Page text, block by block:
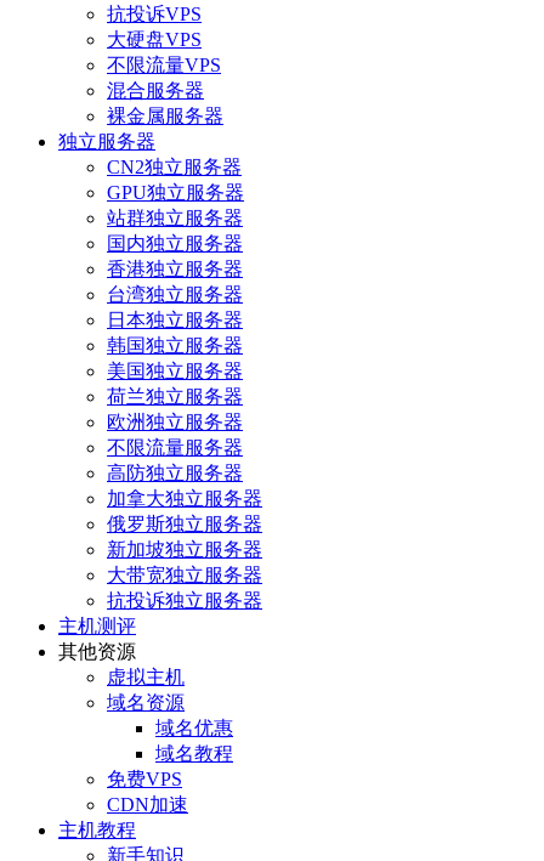
抗投诉VPS
大硬盘VPS
不限流量VPS
混合服务器
裸金属服务器
独立服务器
CN2独立服务器
GPU独立服务器
站群独立服务器
国内独立服务器
香港独立服务器
台湾独立服务器
日本独立服务器
韩国独立服务器
美国独立服务器
荷兰独立服务器
欧洲独立服务器
不限流量服务器
高防独立服务器
加拿大独立服务器
俄罗斯独立服务器
新加坡独立服务器
大带宽独立服务器
抗投诉独立服务器
主机测评
其他资源
虚拟主机
域名资源
域名优惠
域名教程
免费VPS
CDN加速
主机教程
新手知识